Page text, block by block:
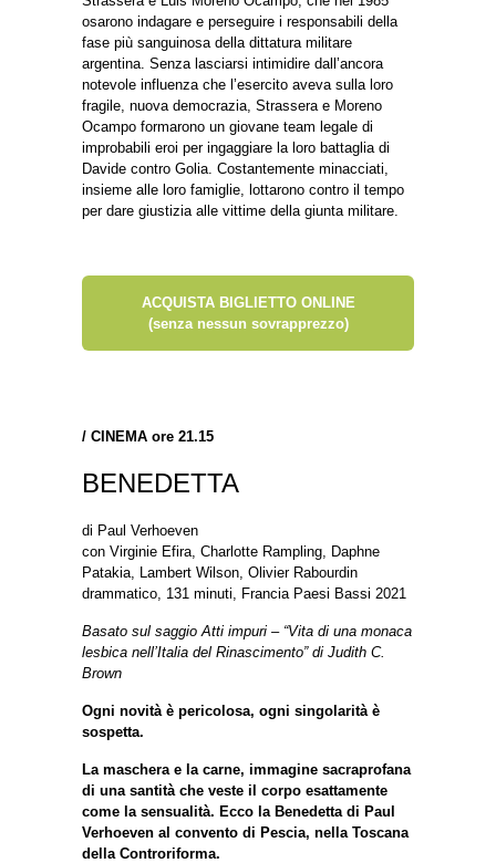
osarono indagare e perseguire i responsabili della
fase più sanguinosa della dittatura militare
argentina. Senza lasciarsi intimidire dall’ancora
notevole influenza che l’esercito aveva sulla loro
fragile, nuova democrazia, Strassera e Moreno
Ocampo formarono un giovane team legale di
improbabili eroi per ingaggiare la loro battaglia di
Davide contro Golia. Costantemente minacciati,
insieme alle loro famiglie, lottarono contro il tempo
per dare giustizia alle vittime della giunta militare.
ACQUISTA BIGLIETTO ONLINE
(senza nessun sovrapprezzo)
/ CINEMA ore 21.15
BENEDETTA
di Paul Verhoeven
con Virginie Efira, Charlotte Rampling, Daphne
Patakia, Lambert Wilson, Olivier Rabourdin
drammatico, 131 minuti, Francia Paesi Bassi 2021
Basato sul saggio Atti impuri – “Vita di una monaca
lesbica nell’Italia del Rinascimento” di Judith C.
Brown
Ogni novità è pericolosa, ogni singolarità è
sospetta.
La maschera e la carne, immagine sacraprofana
di una santità che veste il corpo esattamente
come la sensualità. Ecco la Benedetta di Paul
Verhoeven al convento di Pescia, nella Toscana
della Controriforma.